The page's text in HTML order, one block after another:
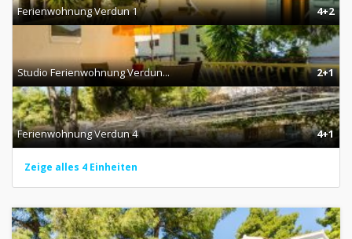
Ferienwohnung Verdun 1 4+2
Studio Ferienwohnung Verdun... 2+1
Ferienwohnung Verdun 4 4+1
Zeige alles 4 Einheiten